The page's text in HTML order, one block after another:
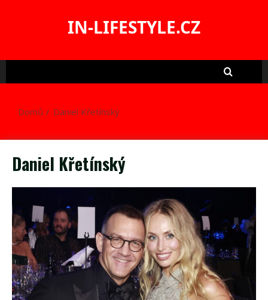
IN-LIFESTYLE.CZ
Domů Daniel Křetínský
Daniel Křetínský